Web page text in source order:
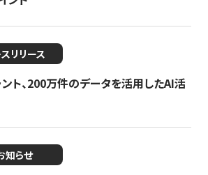
リリース
ト、200万件のデータを活用したAI活
知らせ